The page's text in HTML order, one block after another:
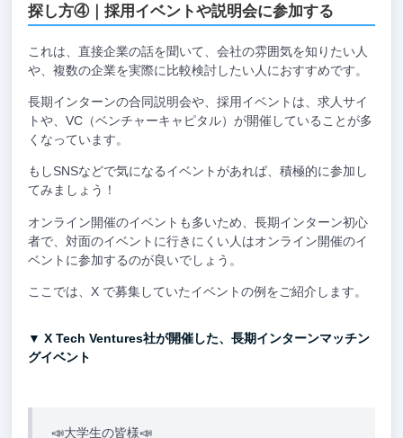
探し方④｜採用イベントや説明会に参加する
これは、直接企業の話を聞いて、会社の雰囲気を知りたい人
や、複数の企業を実際に比較検討したい人におすすめです。
長期インターンの合同説明会や、採用イベントは、求人サイ
トや、VC（ベンチャーキャピタル）が開催していることが多
くなっています。
もしSNSなどで気になるイベントがあれば、積極的に参加し
てみましょう！
オンライン開催のイベントも多いため、長期インターン初心
者で、対面のイベントに行きにくい人はオンライン開催のイ
ベントに参加するのが良いでしょう。
ここでは、X で募集していたイベントの例をご紹介します。
▼ X Tech Ventures社が開催した、長期インターンマッチン
グイベント
📣大学生の皆様📣